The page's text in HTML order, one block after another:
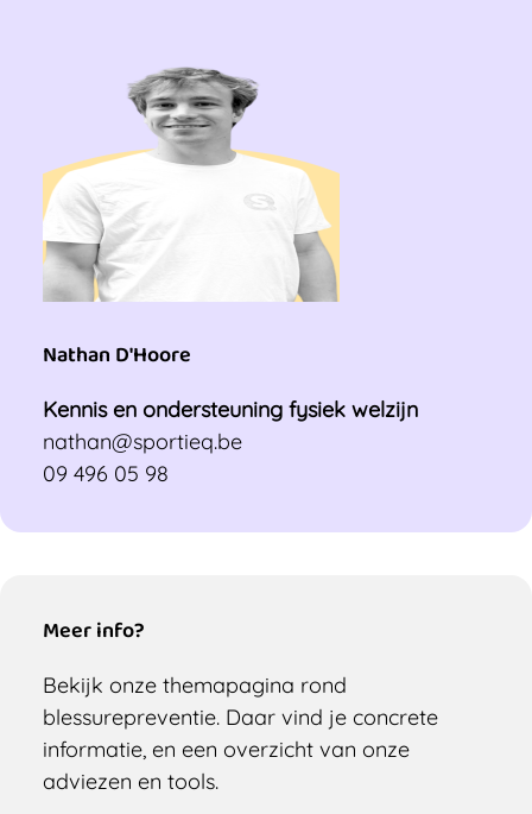
Nathan D'Hoore
Kennis en ondersteuning fysiek welzijn
nathan@sportieq.be
09 496 05 98
Meer info?
Bekijk onze themapagina rond
blessurepreventie. Daar vind je concrete
informatie, en een overzicht van onze
adviezen en tools.